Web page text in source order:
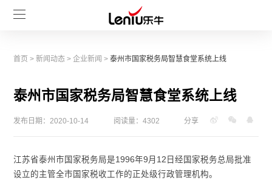
首页 >新闻动态 >企业新闻 >泰州市国家税务局智慧食堂系统上线
泰州市国家税务局智慧食堂系统上线
发布日期：2020-10-14 阅读量：4302 分享
江苏省泰州市国家税务局是1996年9月12日经国家税务总局批准
设立的主管全市国家税收工作的正处级行政管理机构。